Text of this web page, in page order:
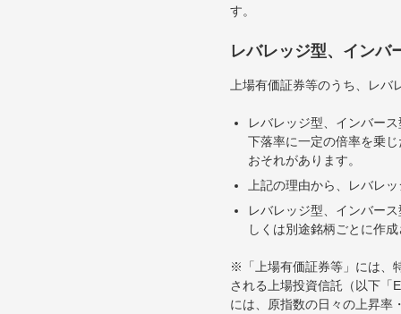
す。
レバレッジ型、インバ
上場有価証券等のうち、レ
レバレッジ型、インバー
下落率に一定の倍率を乗
おそれがあります。
上記の理由から、レバレ
レバレッジ型、インバー
しくは別途銘柄ごとに作
※「上場有価証券等」には、
される上場投資信託（以下「
には、原指数の日々の上昇率